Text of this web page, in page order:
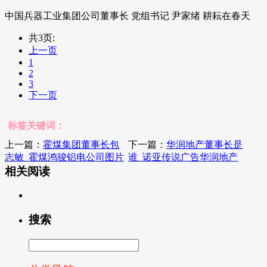
中国兵器工业集团公司董事长 党组书记 尹家绪 耕耘在春天
共3页:
上一页
1
2
3
下一页
标签关键词：
上一篇： 霍煤集团董事长包
志敏_霍煤鸿骏铝电公司图片
下一篇：华润地产董事长是
谁_诺亚传说广告华润地产
相关阅读
搜索